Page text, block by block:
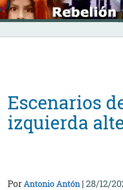
Skip
to
content
INICIO
Escenarios
izquierda
PorAntonio Antón| 28/12/